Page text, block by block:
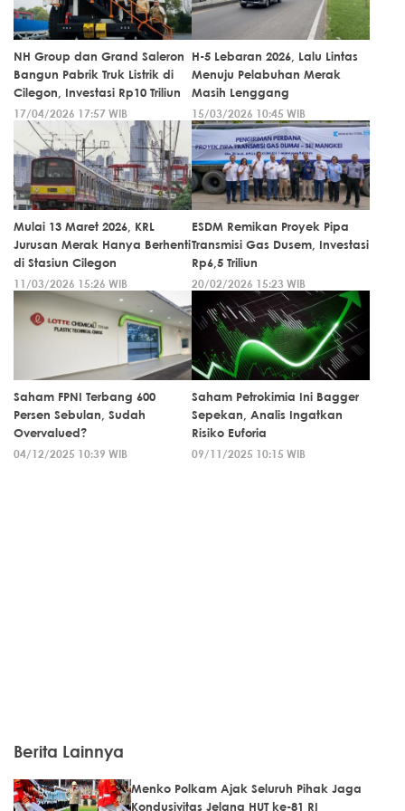
NH Group dan Grand Saleron
Bangun Pabrik Truk Listrik di
Cilegon, Investasi Rp10 Triliun
17/04/2026 17:57 WIB
H-5 Lebaran 2026, Lalu Lintas
Menuju Pelabuhan Merak
Masih Lenggang
15/03/2026 10:45 WIB
Mulai 13 Maret 2026, KRL
Jurusan Merak Hanya Berhenti
di Stasiun Cilegon
11/03/2026 15:26 WIB
ESDM Remikan Proyek Pipa
Transmisi Gas Dusem, Investasi
Rp6,5 Triliun
20/02/2026 15:23 WIB
Saham FPNI Terbang 600
Persen Sebulan, Sudah
Overvalued?
04/12/2025 10:39 WIB
Saham Petrokimia Ini Bagger
Sepekan, Analis Ingatkan
Risiko Euforia
09/11/2025 10:15 WIB
Berita Lainnya
Menko Polkam Ajak Seluruh Pihak Jaga
Kondusivitas Jelang HUT ke-81 RI